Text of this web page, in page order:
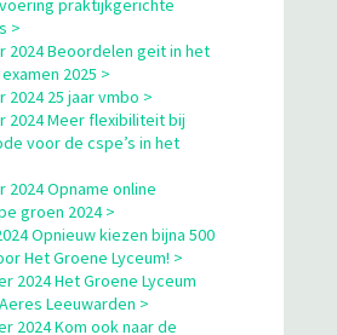
praktijkgerichte
>
2024 Beoordelen geit in het
2025 >
2024 25 jaar vmbo >
2024 Meer flexibiliteit bij
voor de cspe’s in het
2024 Opname online
groen 2024 >
Opnieuw kiezen bijna 500
Het Groene Lyceum! >
2024 Het Groene Lyceum
Leeuwarden >
2024 Kom ook naar de